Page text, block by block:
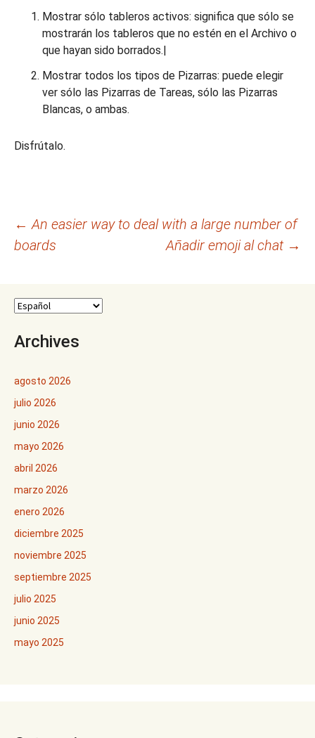
Mostrar sólo tableros activos: significa que sólo se
mostrarán los tableros que no estén en el Archivo o
que hayan sido borrados.|
Mostrar todos los tipos de Pizarras: puede elegir
ver sólo las Pizarras de Tareas, sólo las Pizarras
Blancas, o ambas.
Disfrútalo.
Navegación
de
← An easier way to deal with a large number of
boards
Añadir emoji al chat →
Archives
agosto 2026
julio 2026
junio 2026
mayo 2026
abril 2026
marzo 2026
enero 2026
diciembre 2025
noviembre 2025
septiembre 2025
julio 2025
junio 2025
mayo 2025